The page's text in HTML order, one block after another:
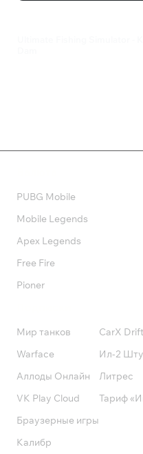
PUBG Mobile
Mobile Legends
Apex Legends
Free Fire
Pioner
Мир танков
Warface
Аллоды Онлайн
VK Play Cloud
Браузерные игры
Калибр
CarX
Ил-2
Литрес
Тариф